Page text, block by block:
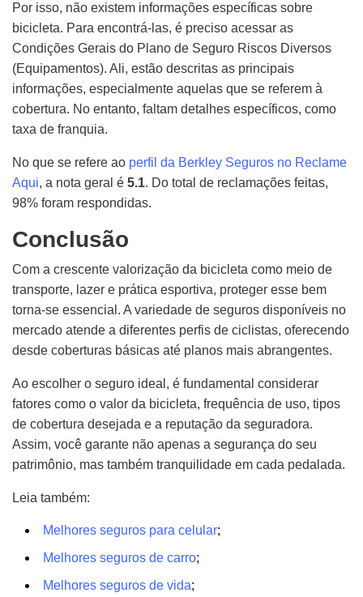
Por isso, não existem informações específicas sobre
bicicleta. Para encontrá-las, é preciso acessar as
Condições Gerais do Plano de Seguro Riscos Diversos
(Equipamentos). Ali, estão descritas as principais
informações, especialmente aquelas que se referem à
cobertura. No entanto, faltam detalhes específicos, como
taxa de franquia.
No que se refere ao perfil da Berkley Seguros no Reclame
Aqui, a nota geral é 5.1. Do total de reclamações feitas,
98% foram respondidas.
Conclusão
Com a crescente valorização da bicicleta como meio de
transporte, lazer e prática esportiva, proteger esse bem
torna-se essencial. A variedade de seguros disponíveis no
mercado atende a diferentes perfis de ciclistas, oferecendo
desde coberturas básicas até planos mais abrangentes.
Ao escolher o seguro ideal, é fundamental considerar
fatores como o valor da bicicleta, frequência de uso, tipos
de cobertura desejada e a reputação da seguradora.
Assim, você garante não apenas a segurança do seu
patrimônio, mas também tranquilidade em cada pedalada.​
Leia também:
Melhores seguros para celular;
Melhores seguros de carro;
Melhores seguros de vida;